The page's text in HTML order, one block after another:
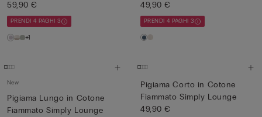
59,90 €
PRENDI 4 PAGHI 3
+1
49,90 €
PRENDI 4 PAGHI 3
New
Pigiama Lungo in Cotone
Fiammato Simply Lounge
Pigiama Corto in Cotone
Fiammato Simply Lounge
49,90 €